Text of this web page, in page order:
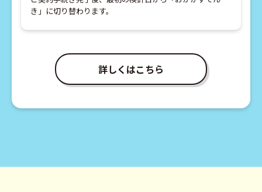
き」に切り替わります。
詳しくはこちら